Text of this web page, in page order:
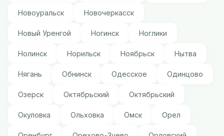
Новоуральск Новочеркасск
Новый Уренгой Ногинск Ноглики
Нолинск Норильск Ноябрьск Нытва
Нягань Обнинск Одесское Одинцово
Озерск Октябрьский Октябрьский
Окуловка Ольховка Омск Орел